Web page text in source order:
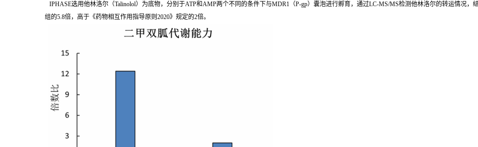
IPHASE选用他林洛尔（Talinolol）为底物，分别于ATP和AMP两个不同的条件下与MDR1（P-gp）囊泡进行孵育，通过LC-MS/MS检测他林洛尔的转运情况，
组的5.8倍，高于《药物相互作用指导原则2020》规定的2倍。